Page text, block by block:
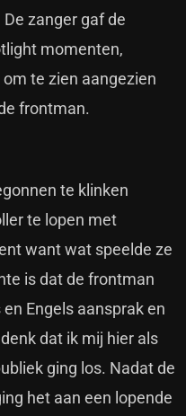
zanger gaf de
momenten,
te zien aangezien
frontman.
te klinken
te lopen met
want wat speelde ze
is dat de frontman
Engels aansprak en
dat ik mij hier als
ging los. Nadat de
het aan een lopende